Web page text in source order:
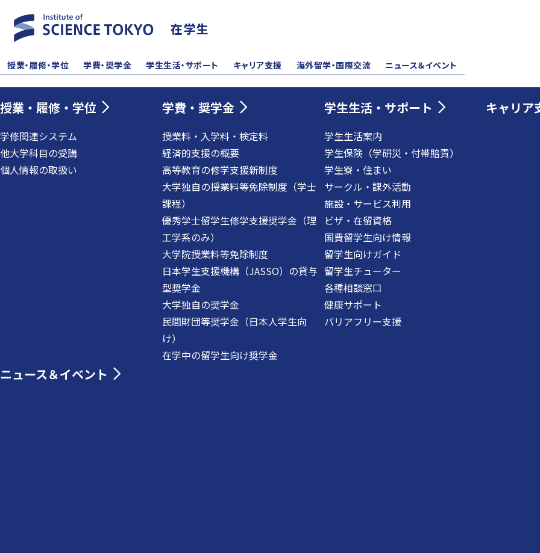
在学生
授業・履修・学位 学費・奨学金 学生生活・サポート キャリア支援 海外留学・国際交流 ニュース＆イベント
授業・履修・学位
学修関連システム
他大学科目の受講
個人情報の取扱い
学費・奨学金
授業料・入学料・検定料
経済的支援の概要
高等教育の修学支援新制度
大学独自の授業料等免除制度（学士
課程）
優秀学士留学生修学支援奨学金（理
工学系のみ）
大学院授業料等免除制度
日本学生支援機構（JASSO）の貸与
型奨学金
大学独自の奨学金
民間財団等奨学金（日本人学生向
け）
在学中の留学生向け奨学金
学生生活・サポート
学生生活案内
学生保険（学研災・付帯賠責）
学生寮・住まい
サークル・課外活動
施設・サービス利用
ビザ・在留資格
国費留学生向け情報
留学生向けガイド
留学生チューター
各種相談窓口
健康サポート
バリアフリー支援
キャリア
ニュース＆イベント